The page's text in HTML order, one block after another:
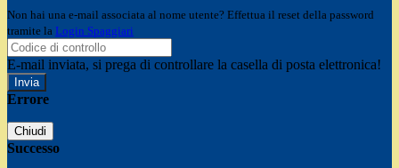
Non hai una e-mail associata al nome utente? Effettua il reset della password
tramite la Login Spaggiari
E-mail inviata, si prega di controllare la casella di posta elettronica!
Errore
Chiudi
Successo